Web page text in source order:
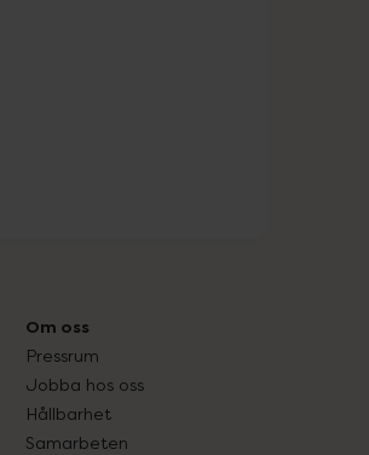
Om oss
Pressrum
Jobba hos oss
Hållbarhet
Samarbeten